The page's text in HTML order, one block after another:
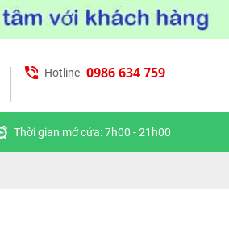
Hotline 0986 634 759
Thời gian mở cửa: 7h00 - 21h00